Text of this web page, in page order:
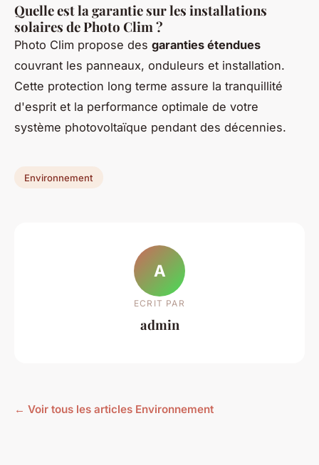
Quelle est la garantie sur les installations
solaires de Photo Clim ?
Photo Clim propose des garanties étendues
couvrant les panneaux, onduleurs et installation.
Cette protection long terme assure la tranquillité
d'esprit et la performance optimale de votre
système photovoltaïque pendant des décennies.
Environnement
A
ECRIT PAR
admin
← Voir tous les articles Environnement